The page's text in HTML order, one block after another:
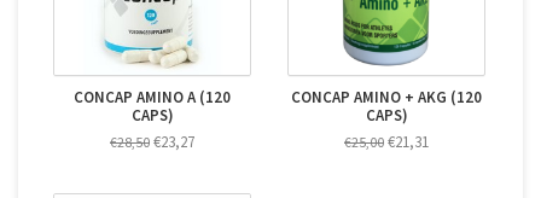
CONCAP AMINO A (120
CAPS)
€28,50 €23,27
CONCAP AMINO + AKG (120
CAPS)
€25,00 €21,31